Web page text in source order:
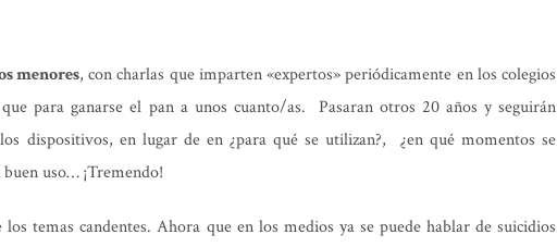
menores, con charlas que imparten «expertos» periódicamente en los colegios
para ganarse el pan a unos cuanto/as. Pasaran otros 20 años y seguirán
dispositivos, en lugar de en ¿para qué se utilizan?, ¿en qué momentos se
uso… ¡Tremendo!
los temas candentes. Ahora que en los medios ya se puede hablar de suicidios